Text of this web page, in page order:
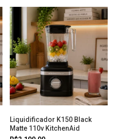
Liquidificador K150 Black
Matte 110v KitchenAid